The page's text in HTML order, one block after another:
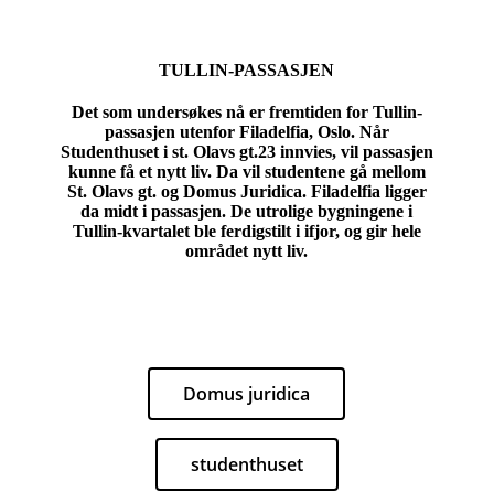
TULLIN-PASSASJEN
Det som undersøkes nå er fremtiden for Tullin-
passasjen utenfor Filadelfia, Oslo. Når
Studenthuset i st. Olavs gt.23 innvies, vil passasjen
kunne få et nytt liv. Da vil studentene gå mellom
St. Olavs gt. og Domus Juridica. Filadelfia ligger
da midt i passasjen. De utrolige bygningene i
Tullin-kvartalet ble ferdigstilt i ifjor, og gir hele
området nytt liv.
Domus juridica
studenthuset